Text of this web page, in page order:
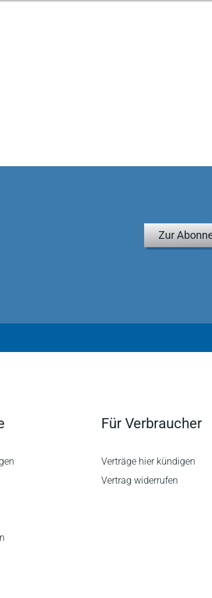
im öffentlichen Dienst" ist für alle, die in
– sei es zur ersten Orientierung, sei es zur
empfohlen!"
in NZA 9/2020
Zur
Für Verbraucher
Verträge hier kündigen
Vertrag widerrufen